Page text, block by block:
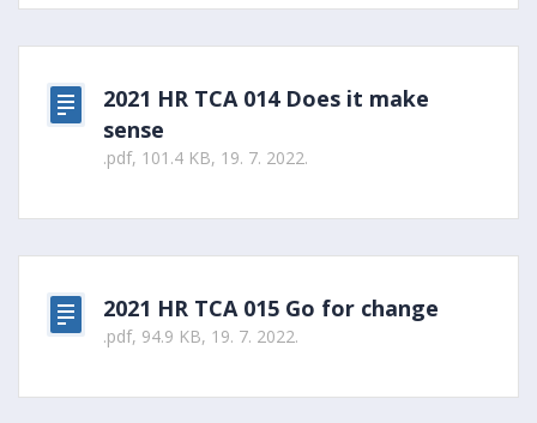
2021 HR TCA 014 Does it make
sense
.pdf, 101.4 KB, 19. 7. 2022.
2021 HR TCA 015 Go for change
.pdf, 94.9 KB, 19. 7. 2022.